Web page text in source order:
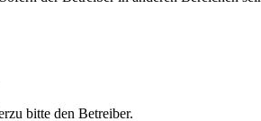
bitte den Betreiber.